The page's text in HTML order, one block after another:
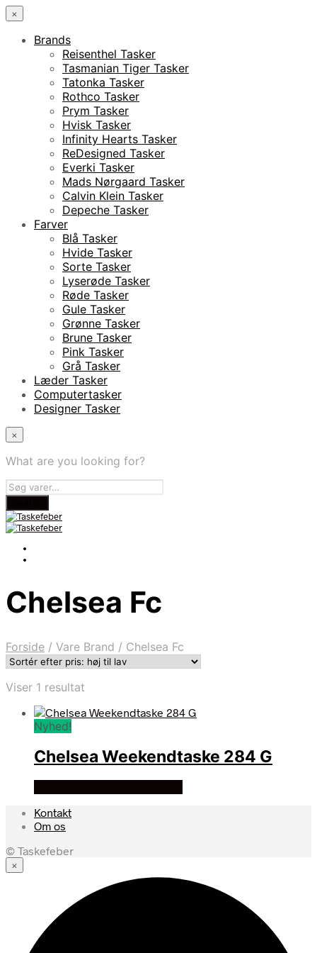
×
Brands
Reisenthel Tasker
Tasmanian Tiger Tasker
Tatonka Tasker
Rothco Tasker
Prym Tasker
Hvisk Tasker
Infinity Hearts Tasker
ReDesigned Tasker
Everki Tasker
Mads Nørgaard Tasker
Calvin Klein Tasker
Depeche Tasker
Farver
Blå Tasker
Hvide Tasker
Sorte Tasker
Lyserøde Tasker
Røde Tasker
Gule Tasker
Grønne Tasker
Brune Tasker
Pink Tasker
Grå Tasker
Læder Tasker
Computertasker
Designer Tasker
×
What are you looking for?
Chelsea Fc
Forside / Vare Brand / Chelsea Fc
Viser 1 resultat
Nyhed!
Chelsea Weekendtaske 284 G
Kontakt
Om os
© Taskefeber
×